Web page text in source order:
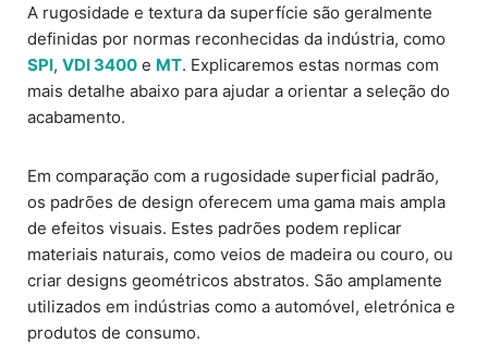
A rugosidade e textura da superfície são geralmente
definidas por normas reconhecidas da indústria, como
SPI, VDI 3400 e MT. Explicaremos estas normas com
mais detalhe abaixo para ajudar a orientar a seleção do
acabamento.
Em comparação com a rugosidade superficial padrão,
os padrões de design oferecem uma gama mais ampla
de efeitos visuais. Estes padrões podem replicar
materiais naturais, como veios de madeira ou couro, ou
criar designs geométricos abstratos. São amplamente
utilizados em indústrias como a automóvel, eletrónica e
produtos de consumo.